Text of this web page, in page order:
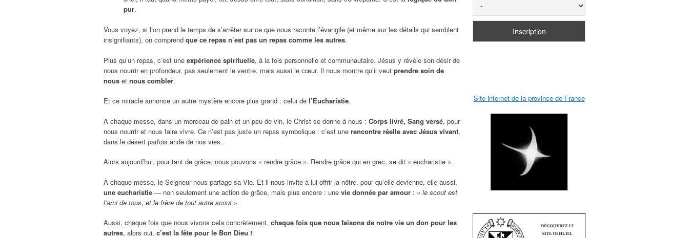
pur.
Vous voyez, si l’on prend le temps de s’arrêter sur ce que nous raconte l’évangile (et même sur les détails qui semblent
insignifiants), on comprend que ce repas n’est pas un repas comme les autres.
Plus qu’un repas, c’est une expérience spirituelle, à la fois personnelle et communautaire. Jésus y révèle son désir de
nous nourrir en profondeur, pas seulement le ventre, mais aussi le cœur. Il nous montre qu’il veut prendre soin de
nous et nous combler.
Et ce miracle annonce un autre mystère encore plus grand : celui de l’Eucharistie.
À chaque messe, dans un morceau de pain et un peu de vin, le Christ se donne à nous : Corps livré, Sang versé, pour
nous nourrir et nous faire vivre. Ce n’est pas juste un repas symbolique : c’est une rencontre réelle avec Jésus vivant,
dans le désert parfois aride de nos vies.
Alors aujourd’hui, pour tant de grâce, nous pouvons « rendre grâce ». Rendre grâce qui en grec, se dit « eucharistie ».
À chaque messe, le Seigneur nous partage sa Vie. Et il nous invite à lui offrir la nôtre, pour qu’elle devienne, elle aussi,
une eucharistie — non seulement une action de grâce, mais plus encore : une vie donnée par amour : « le scout est
l’ami de tous, et le frère de tout autre scout ».
Aussi, chaque fois que nous vivons cela concrètement, chaque fois que nous faisons de notre vie un don pour les
autres, alors oui, c’est la fête pour le Bon Dieu !
Site internet de la province de France